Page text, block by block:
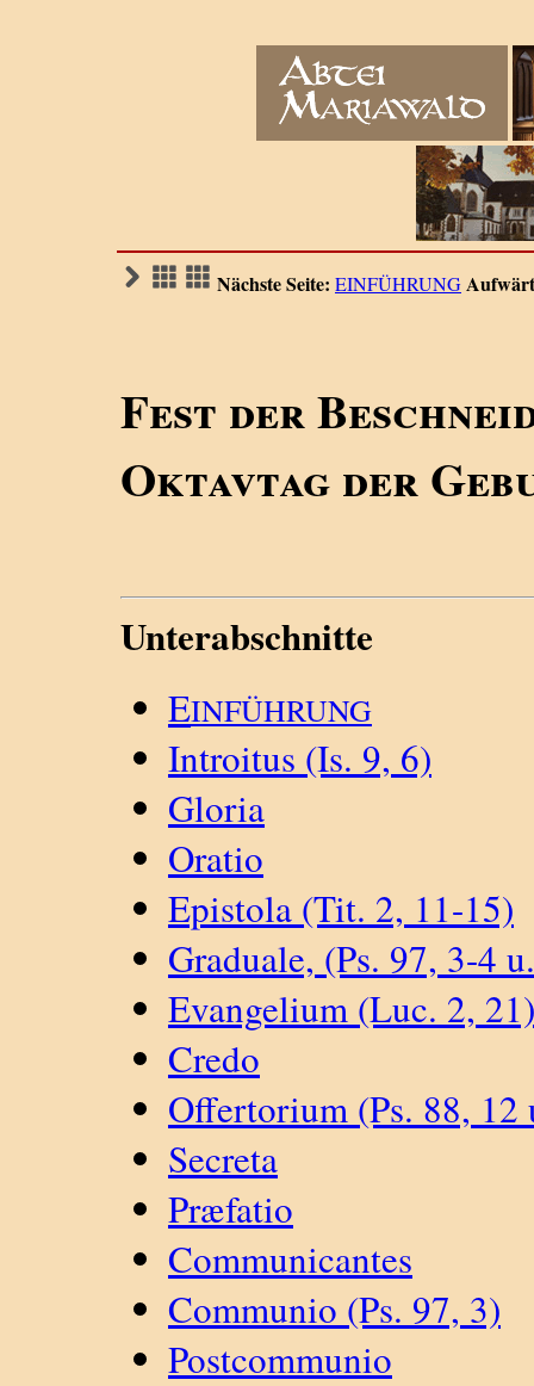
Nächste Seite: EINFÜHRUNG
Fest der
Oktavtag der
Unterabschnitte
EINFÜHRUNG
Introitus (Is. 9, 6)
Gloria
Oratio
Epistola (Tit. 2, 11-15)
Graduale, (Ps. 97, 3-4
Evangelium (Luc. 2, 21)
Credo
Offertorium (Ps. 88, 12
Secreta
Præfatio
Communicantes
Communio (Ps. 97, 3)
Postcommunio